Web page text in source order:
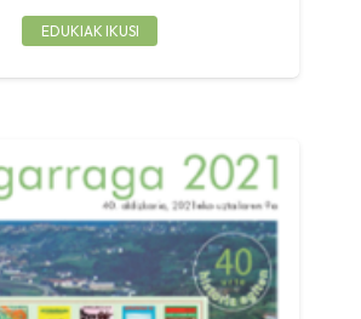
EDUKIAK IKUSI